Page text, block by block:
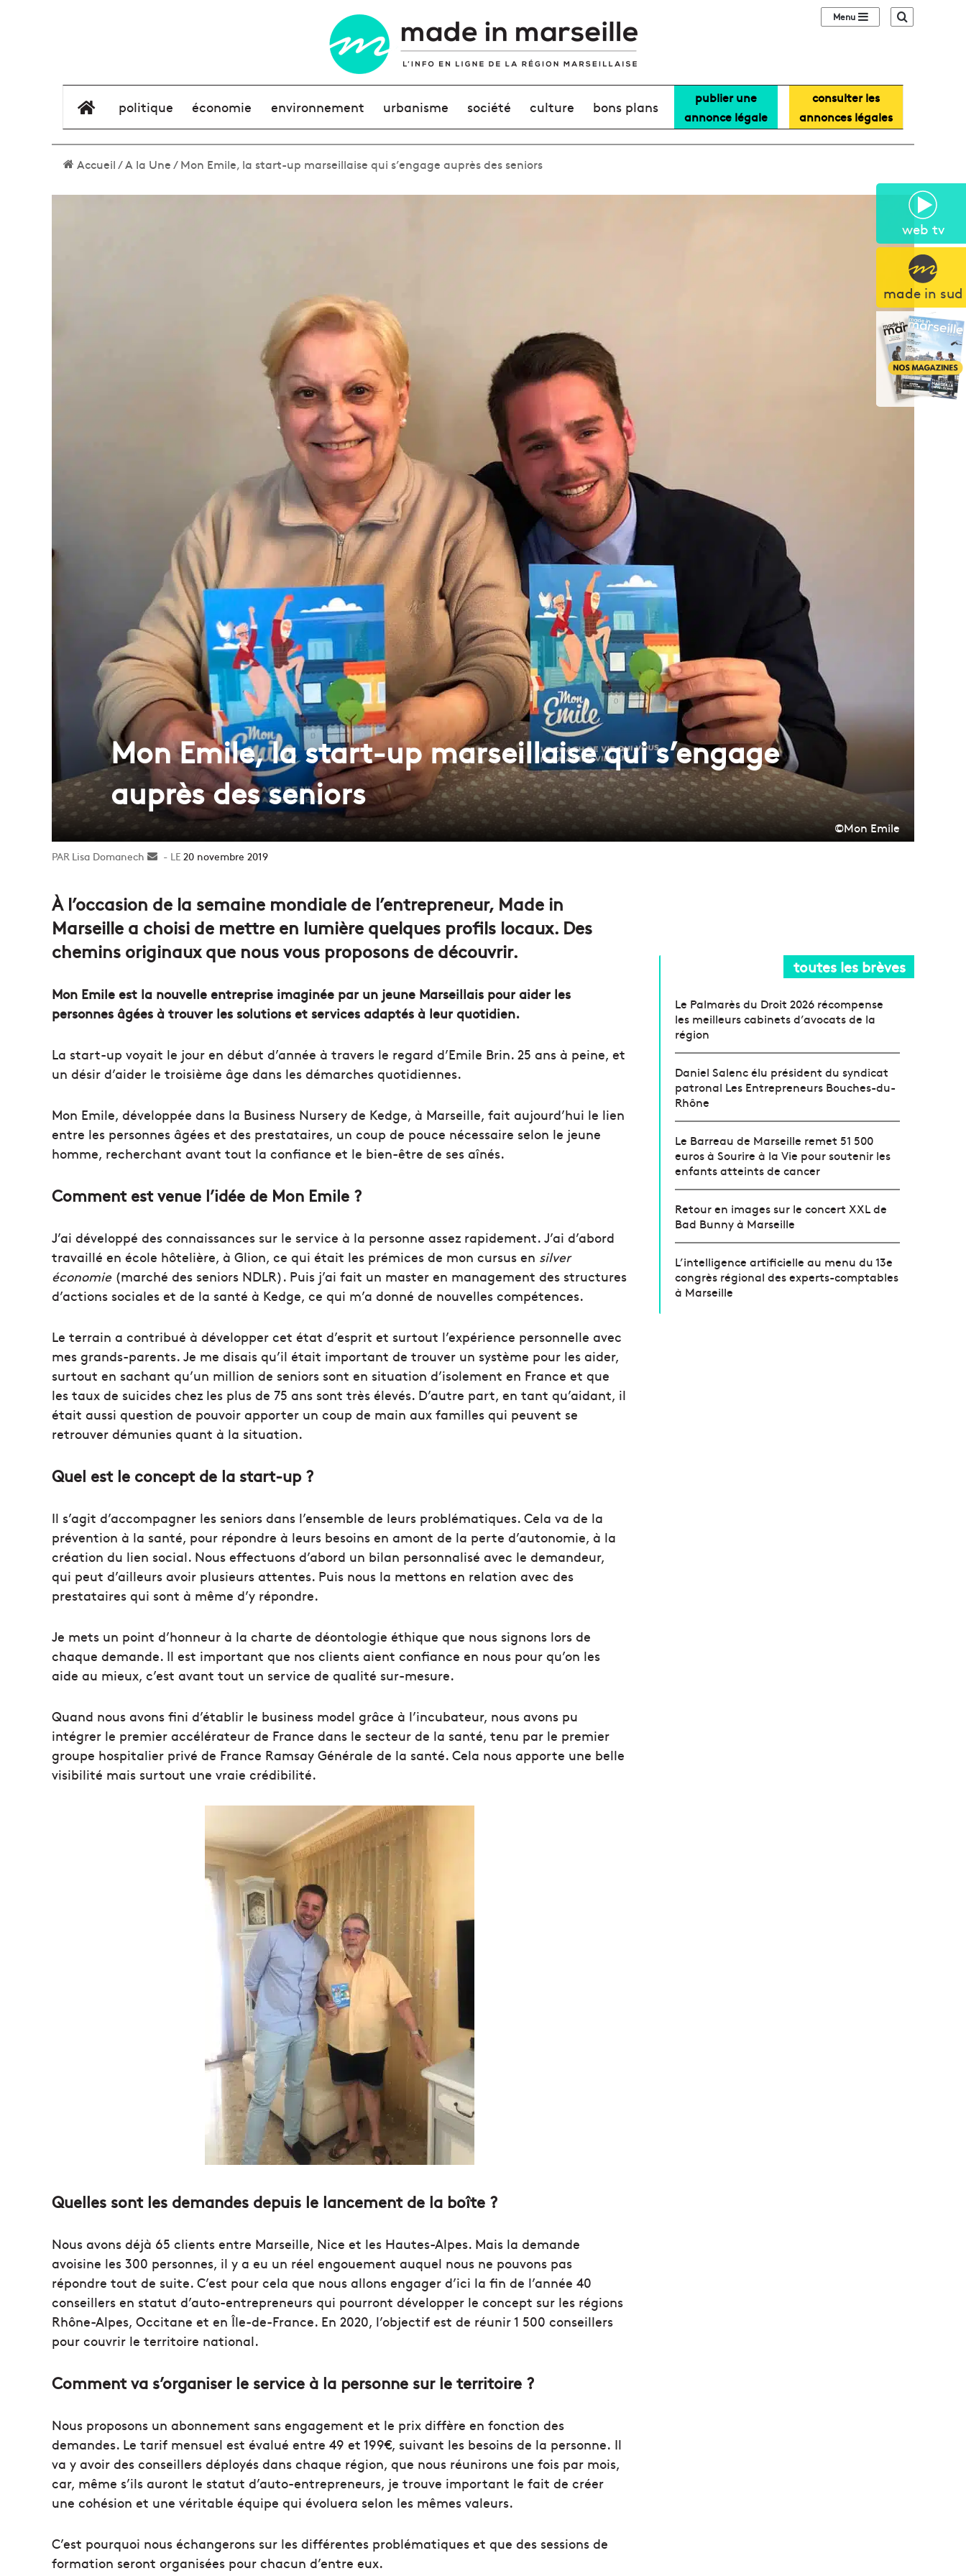
web tv
made in sud
Sidebar (barre
élément de menu
politique économie environnement urbanisme société culture bons plans
publier une
annonce légale
consulter les
annonces légales
Accueil/A la Une/Mon Emile, la start-up marseillaise qui s’engage auprès des seniors
Mon Emile, la start-up marseillaise qui s’engage
auprès des seniors
©Mon Emile
Lisa Domanech
Envoyer20 novembre 2019
À l’occasion de la semaine mondiale de l’entrepreneur, Made in
Marseille a choisi de mettre en lumière quelques profils locaux. Des
chemins originaux que nous vous proposons de découvrir.
Mon Emile est la nouvelle entreprise imaginée par un jeune Marseillais pour aider les
personnes âgées à trouver les solutions et services adaptés à leur quotidien.
La start-up voyait le jour en début d’année à travers le regard d’Emile Brin. 25 ans à peine, et
un désir d’aider le troisième âge dans les démarches quotidiennes.
Mon Emile, développée dans la Business Nursery de Kedge, à Marseille, fait aujourd’hui le lien
entre les personnes âgées et des prestataires, un coup de pouce nécessaire selon le jeune
homme, recherchant avant tout la confiance et le bien-être de ses aînés.
Comment est venue l’idée de Mon Emile ?
J’ai développé des connaissances sur le service à la personne assez rapidement. J’ai d’abord
travaillé en école hôtelière, à Glion, ce qui était les prémices de mon cursus en silver
économie(marché des seniors NDLR). Puis j’ai fait un master en management des structures
d’actions sociales et de la santé à Kedge, ce qui m’a donné de nouvelles compétences.
Le terrain a contribué à développer cet état d’esprit et surtout l’expérience personnelle avec
mes grands-parents. Je me disais qu’il était important de trouver un système pour les aider,
surtout en sachant qu’un million de seniors sont en situation d’isolement en France et que
les taux de suicides chez les plus de 75 ans sont très élevés. D’autre part, en tant qu’aidant, il
était aussi question de pouvoir apporter un coup de main aux familles qui peuvent se
retrouver démunies quant à la situation.
Quel est le concept de la start-up ?
Il s’agit d’accompagner les seniors dans l’ensemble de leurs problématiques. Cela va de la
prévention à la santé, pour répondre à leurs besoins en amont de la perte d’autonomie, à la
création du lien social. Nous effectuons d’abord un bilan personnalisé avec le demandeur,
qui peut d’ailleurs avoir plusieurs attentes. Puis nous la mettons en relation avec des
prestataires qui sont à même d’y répondre.
Je mets un point d’honneur à la charte de déontologie éthique que nous signons lors de
chaque demande. Il est important que nos clients aient confiance en nous pour qu’on les
aide au mieux, c’est avant tout un service de qualité sur-mesure.
Quand nous avons fini d’établir le business model grâce à l’incubateur, nous avons pu
intégrer le premier accélérateur de France dans le secteur de la santé, tenu par le premier
groupe hospitalier privé de France Ramsay Générale de la santé. Cela nous apporte une belle
visibilité mais surtout une vraie crédibilité.
Quelles sont les demandes depuis le lancement de la boîte ?
Nous avons déjà 65 clients entre Marseille, Nice et les Hautes-Alpes. Mais la demande
avoisine les 300 personnes, il y a eu un réel engouement auquel nous ne pouvons pas
répondre tout de suite. C’est pour cela que nous allons engager d’ici la fin de l’année 40
conseillers en statut d’auto-entrepreneurs qui pourront développer le concept sur les régions
Rhône-Alpes, Occitane et en Île-de-France. En 2020, l’objectif est de réunir 1 500 conseillers
pour couvrir le territoire national.
Comment va s’organiser le service à la personne sur le territoire ?
Nous proposons un abonnement sans engagement et le prix diffère en fonction des
demandes. Le tarif mensuel est évalué entre 49 et 199€, suivant les besoins de la personne. Il
va y avoir des conseillers déployés dans chaque région, que nous réunirons une fois par mois,
car, même s’ils auront le statut d’auto-entrepreneurs, je trouve important le fait de créer
une cohésion et une véritable équipe qui évoluera selon les mêmes valeurs.
C’est pourquoi nous échangerons sur les différentes problématiques et que des sessions de
formation seront organisées pour chacun d’entre eux.
toutes les brèves
Le Palmarès du Droit 2026 récompense
les meilleurs cabinets d’avocats de la
région
Daniel Salenc élu président du syndicat
patronal Les Entrepreneurs Bouches-du-
Rhône
Le Barreau de Marseille remet 51 500
euros à Sourire à la Vie pour soutenir les
enfants atteints de cancer
Retour en images sur le concert XXL de
Bad Bunny à Marseille
L’intelligence artificielle au menu du 13e
congrès régional des experts-comptables
à Marseille